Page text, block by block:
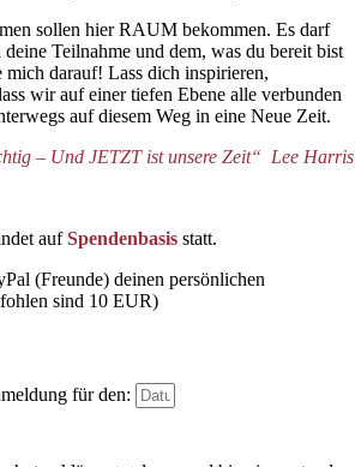
sollen hier RAUM bekommen. Es darf
Teilnahme und dem, was du bereit bist
darauf! Lass dich inspirieren,
wir auf einer tiefen Ebene alle verbunden
auf diesem Weg in eine Neue Zeit.
– Und JETZT ist unsere Zeit“ Lee Harris
aufSpendenbasis statt.
(Freunde) deinen persönlichen
sind 10 EUR)
für den: